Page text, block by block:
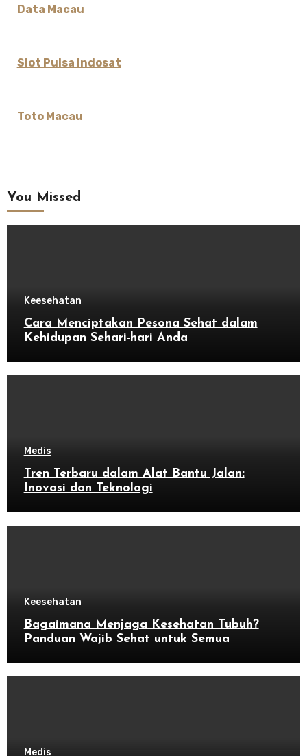
Data Macau
Slot Pulsa Indosat
Toto Macau
You Missed
Keesehatan
Cara Menciptakan Pesona Sehat dalam
Kehidupan Sehari-hari Anda
Medis
Tren Terbaru dalam Alat Bantu Jalan:
Inovasi dan Teknologi
Keesehatan
Bagaimana Menjaga Kesehatan Tubuh?
Panduan Wajib Sehat untuk Semua
Medis